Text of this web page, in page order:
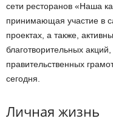
сети ресторанов «Наша
принимающая участие в
проектах, а также,
благотворительных
правительственных
сегодня.
Личная жизнь